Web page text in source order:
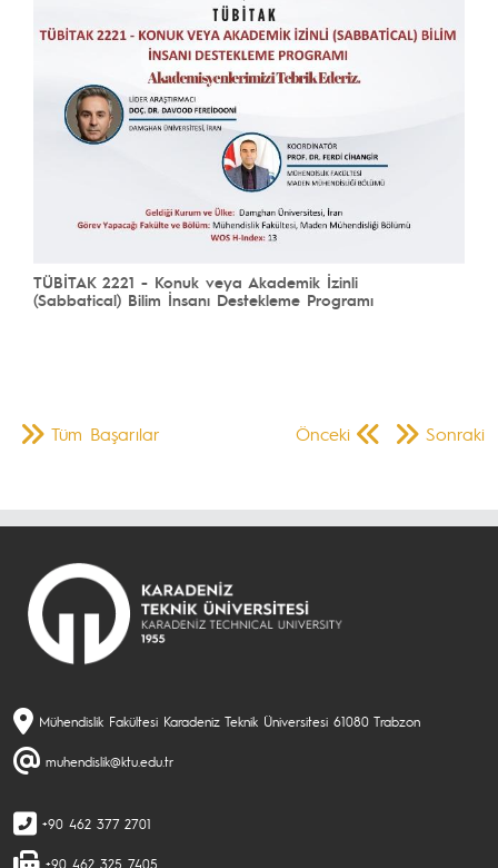
TÜBİTAK 2221 - Konuk veya Akademik İzinli
(Sabbatical) Bilim İnsanı Destekleme Programı
Önceki Sonraki
Tüm Başarılar
Mühendislik Fakültesi Karadeniz Teknik Üniversitesi 61080 Trabzon
muhendislik@ktu.edu.tr
+90 462 377 2701
+90 462 325 7405